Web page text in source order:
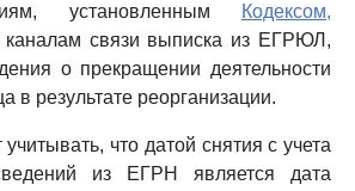
установленным
Кодексом,
каналам связи выписка из ЕГРЮЛ,
о прекращении деятельности
в результате реорганизации.
что датой снятия с учета
из ЕГРН является дата